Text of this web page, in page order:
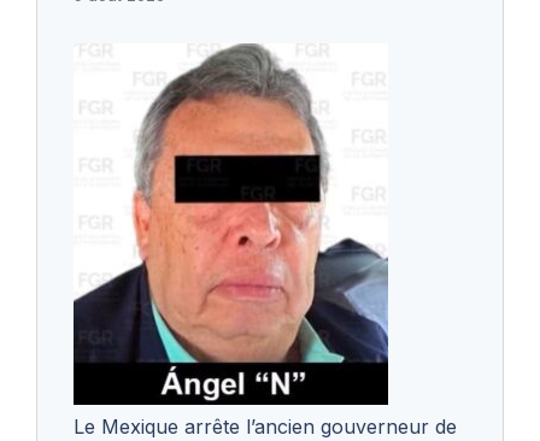
Le Mexique arrête l’ancien gouverneur de